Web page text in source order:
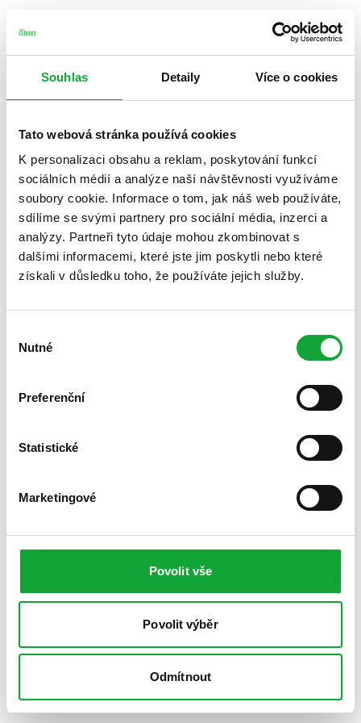
Souhlas Detaily Více o cookies
Tato webová stránka používá cookies
K personalizaci obsahu a reklam, poskytování funkcí
sociálních médií a analýze naší návštěvnosti využíváme
soubory cookie. Informace o tom, jak náš web používáte,
sdílíme se svými partnery pro sociální média, inzerci a
analýzy. Partneři tyto údaje mohou zkombinovat s
dalšími informacemi, které jste jim poskytli nebo které
získali v důsledku toho, že používáte jejich služby.
souhlasu
Nutné
Preferenční
Statistické
Marketingové
Povolit vše
Povolit výběr
Odmítnout